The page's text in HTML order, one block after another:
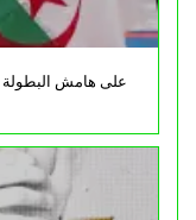
على هامش البطولة